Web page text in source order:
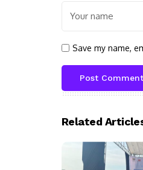
Save my name,
Related